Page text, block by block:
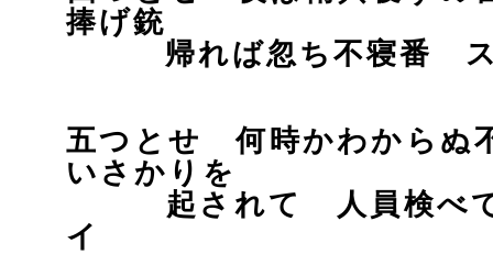
捧げ銃
帰れば忽ち不寝番 ス
五つとせ 何時かわからぬ
いさかりを
起されて 人員検べて
イ